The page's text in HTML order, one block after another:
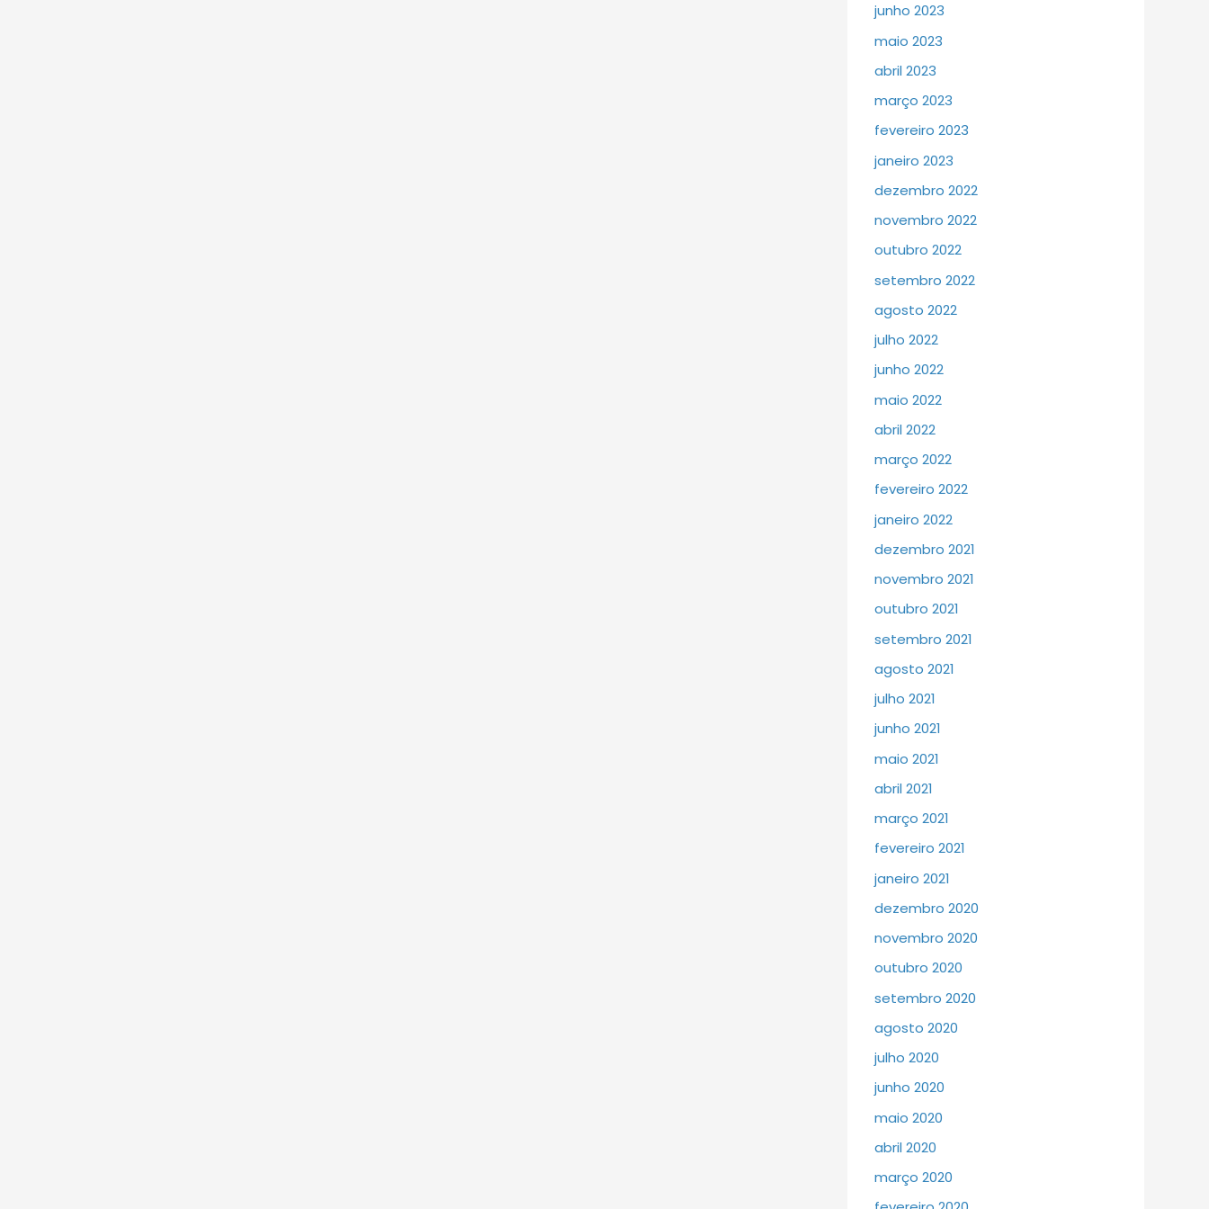
junho 2023
maio 2023
abril 2023
março 2023
fevereiro 2023
janeiro 2023
dezembro 2022
novembro 2022
outubro 2022
setembro 2022
agosto 2022
julho 2022
junho 2022
maio 2022
abril 2022
março 2022
fevereiro 2022
janeiro 2022
dezembro 2021
novembro 2021
outubro 2021
setembro 2021
agosto 2021
julho 2021
junho 2021
maio 2021
abril 2021
março 2021
fevereiro 2021
janeiro 2021
dezembro 2020
novembro 2020
outubro 2020
setembro 2020
agosto 2020
julho 2020
junho 2020
maio 2020
abril 2020
março 2020